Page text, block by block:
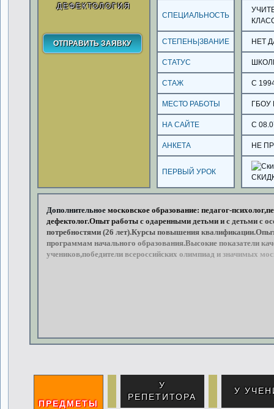
ДЕФЕКТОЛОГИЯ
СПЕЦИАЛЬНОСТЬ
СТЕПЕНЬ|ЗВАНИЕ НЕТ
СТАТУС
СТАЖ С
МЕСТО РАБОТЫ ГБОУ
НА САЙТЕ С
АНКЕТА НЕ
ПЕРВЫЙ УРОК
Дополнительноемосковскоеобразование: педагог-
дефектолог.Опытработысодареннымидетьмиисдетьмис
потребностями(26 лет).Курсыповышения
программамначального образования.Высокиепоказатели
учеников,победителивсероссийских олимпиад изначимых
ПРЕДМЕТЫ
У
РЕПЕТИТОРА
У